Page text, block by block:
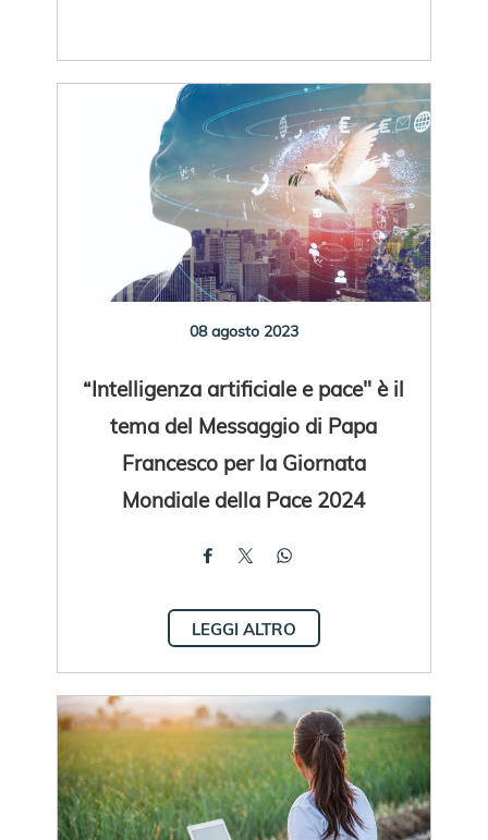
08 agosto 2023
“Intelligenza artificiale e pace" è il
tema del Messaggio di Papa
Francesco per la Giornata
Mondiale della Pace 2024
LEGGI ALTRO